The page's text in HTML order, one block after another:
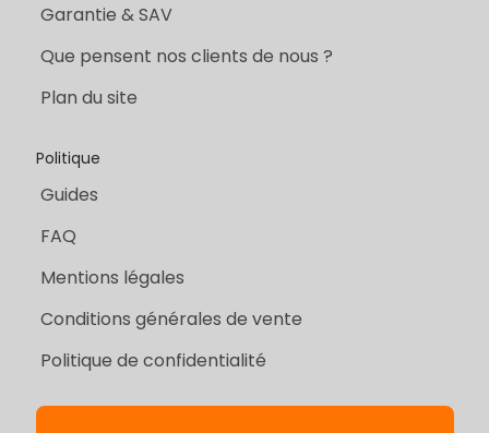
Garantie & SAV
Que pensent nos clients de nous ?
Plan du site
Politique
Guides
FAQ
Mentions légales
Conditions générales de vente
Politique de confidentialité